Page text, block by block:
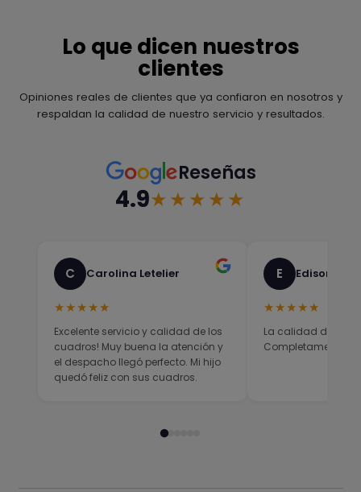
Lo que dicen nuestros
clientes
Opiniones reales de clientes que ya confiaron en nosotros y
respaldan la calidad de nuestro servicio y resultados.
Reseñas
4.9★★★★★
C Carolina Letelier
★★★★★
Excelente servicio y calidad de los
cuadros! Muy buena la atención y
el despacho llegó perfecto. Mi hijo
quedó feliz con sus cuadros.
E Edison
★★★★★
La calidad del
Completamente